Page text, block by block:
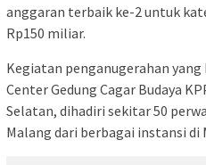
anggaran terbaik ke-2 untuk
Rp150 miliar.
Kegiatan penganugerahan yang
Center Gedung Cagar Budaya
Selatan, dihadiri sekitar 50
Malang dari berbagai instansi di